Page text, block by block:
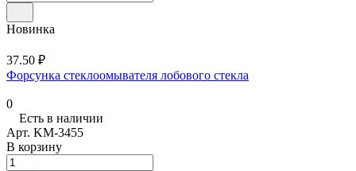
Новинка
37.50 ₽
Форсунка стеклоомывателя лобового стекла
0
Есть в наличии
Арт. KM-3455
В корзину